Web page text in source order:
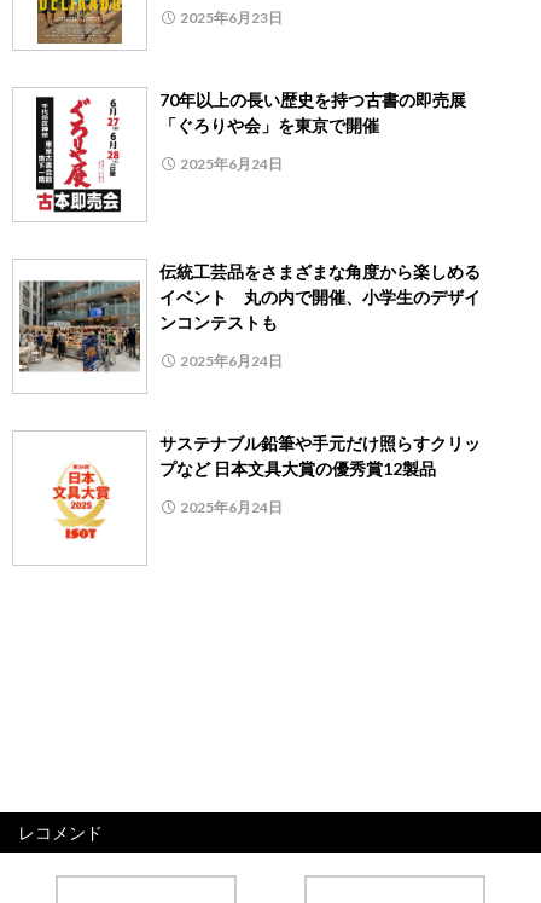
2025年6月23日
70年以上の長い歴史を持つ古書の即売展
「ぐろりや会」を東京で開催
2025年6月24日
伝統工芸品をさまざまな角度から楽しめる
イベント 丸の内で開催、小学生のデザイ
ンコンテストも
2025年6月24日
サステナブル鉛筆や手元だけ照らすクリッ
プなど 日本文具大賞の優秀賞12製品
2025年6月24日
レコメンド